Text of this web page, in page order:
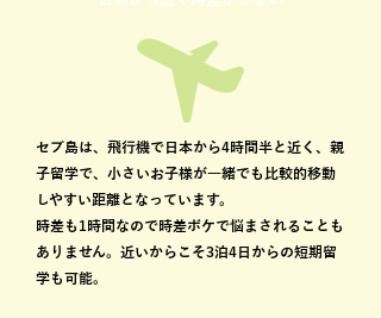
セブ島は、飛行機で日本から4時間半と近く、親
子留学で、小さいお子様が一緒でも比較的移動
しやすい距離となっています。
時差も1時間なので時差ボケで悩まされることも
ありません。近いからこそ3泊4日からの短期留
学も可能。